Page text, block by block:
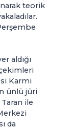
teorik
aldığı
Karmi
ünlü jüri
ile
da